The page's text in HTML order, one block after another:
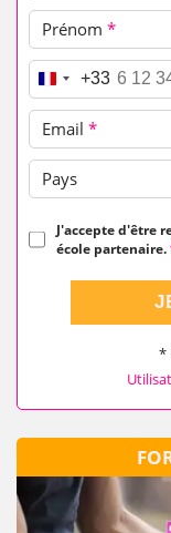
Prénom *
Téléphone *
+33
Email *
Pays
J'accepte d'être
école partenaire.
*